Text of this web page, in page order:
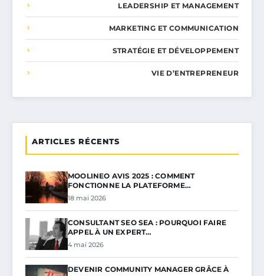
LEADERSHIP ET MANAGEMENT
MARKETING ET COMMUNICATION
STRATÉGIE ET DÉVELOPPEMENT
VIE D’ENTREPRENEUR
ARTICLES RÉCENTS
MOOLINEO AVIS 2025 : COMMENT
FONCTIONNE LA PLATEFORME…
18 mai 2026
CONSULTANT SEO SEA : POURQUOI FAIRE
APPEL À UN EXPERT…
4 mai 2026
DEVENIR COMMUNITY MANAGER GRÂCE À